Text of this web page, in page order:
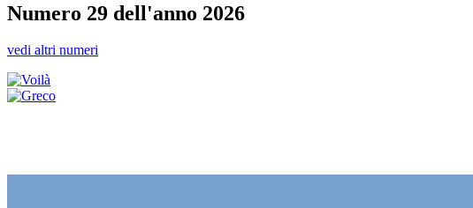
Numero 29 dell'anno 2026
vedi altri numeri